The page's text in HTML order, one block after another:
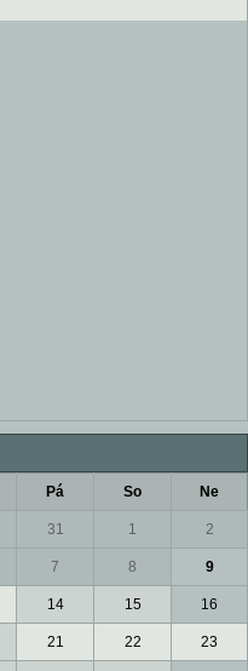
Pá So Ne
31 1 2
7 8 9
14 15 16
21 22 23